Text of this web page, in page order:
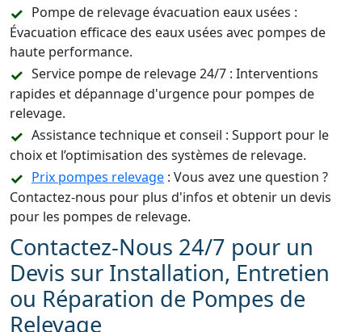
Pompe de relevage évacuation eaux usées :
Évacuation efficace des eaux usées avec pompes de
haute performance.
Service pompe de relevage 24/7 : Interventions
rapides et dépannage d'urgence pour pompes de
relevage.
Assistance technique et conseil : Support pour le
choix et l’optimisation des systèmes de relevage.
Prix pompes relevage : Vous avez une question ?
Contactez-nous pour plus d'infos et obtenir un devis
pour les pompes de relevage.
Contactez-Nous 24/7 pour un
Devis sur Installation, Entretien
ou Réparation de Pompes de
Relevage